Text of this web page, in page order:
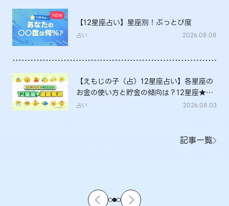
【12星座占い】星座別！ぶっとび度
占い 2026.08.08
【えもじの子（占）12星座占い】各星座の
お金の使い方と貯金の傾向は？12星座★徹
底解説
占い 2026.08.03
記事一覧